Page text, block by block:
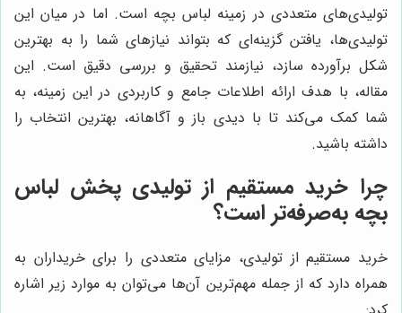
تولیدی‌های متعددی در زمینه لباس بچه است. اما در میان این
تولیدی‌ها، یافتن گزینه‌ای که بتواند نیازهای شما را به بهترین
شکل برآورده سازد، نیازمند تحقیق و بررسی دقیق است. این
مقاله، با هدف ارائه اطلاعات جامع و کاربردی در این زمینه، به
شما کمک می‌کند تا با دیدی باز و آگاهانه، بهترین انتخاب را
داشته باشید.
چرا خرید مستقیم از تولیدی پخش لباس
بچه به‌صرفه‌تر است؟
خرید مستقیم از تولیدی، مزایای متعددی را برای خریداران به
همراه دارد که از جمله مهم‌ترین آن‌ها می‌توان به موارد زیر اشاره